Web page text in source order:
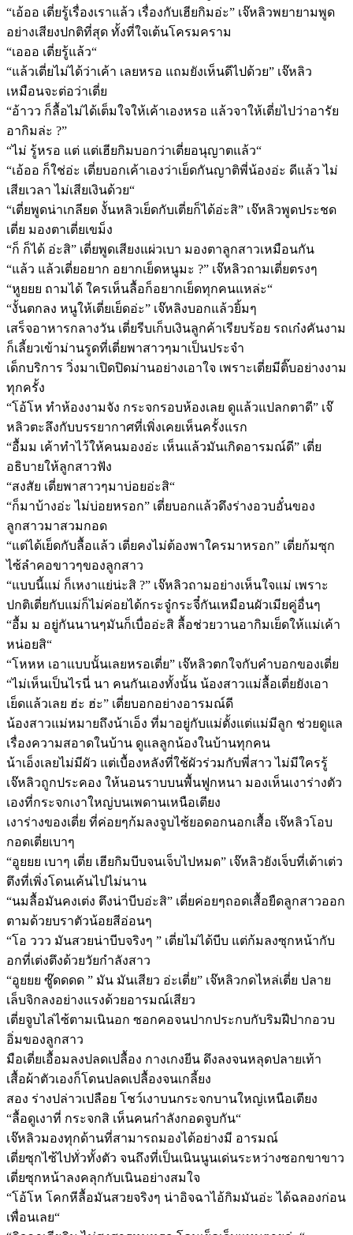
“เอ้ออ เตี่ยรู้เรื่องเราแล้ว เรื่องกับเฮียกิมอ่ะ” เจ๊หลิวพยายามพูด
อย่างเสียงปกติที่สุด ทั้งที่ใจเต้นโครมคราม
“เอออ เตี่ยรู้แล้ว“
“แล้วเตี่ยไม่ได้ว่าเค้า เลยหรอ แถมยังเห็นดีไปด้วย” เจ๊หลิว
เหมือนจะต่อว่าเตี่ย
“อ้าวว ก็ลื้อไม่ได้เต็มใจให้เค้าเองหรอ แล้วจาให้เตี่ยไปว่าอารัย
อากิมล่ะ ?”
“ไม่ รู้หรอ แต่ แต่เฮียกิมบอกว่าเตี่ยอนุญาตแล้ว“
“เอ้ออ ก็ใช่อ่ะ เตี่ยบอกเค้าเองว่าเย็ดกันญาติพี่น้องอ่ะ ดีแล้ว ไม่
เสียเวลา ไม่เสียเงินด้วย“
“เตี่ยพูดน่าเกลียด งั้นหลิวเย็ดกับเตี่ยก็ได้อ่ะสิ” เจ๊หลิวพูดประชด
เตี่ย มองตาเตี่ยเขม็ง
“ก็ ก็ได้ อ่ะสิ” เตี่ยพูดเสียงแผ่วเบา มองตาลูกสาวเหมือนกัน
“แล้ว แล้วเตี่ยอยาก อยากเย็ดหนูมะ ?” เจ๊หลิวถามเตี่ยตรงๆ
“หูยยย ถามได้ ใครเห็นลื้อก็อยากเย็ดทุกคนแหล่ะ“
“งั้นตกลง หนูให้เตี่ยเย็ดอ่ะ” เจ๊หลิงบอกแล้วยิ้มๆ
เสร็จอาหารกลางวัน เตี่ยรีบเก็บเงินลูกค้าเรียบร้อย รถเก๋งคันงาม
ก็เลี้ยวเข้าม่านรูดที่เตี่ยพาสาวๆมาเป็นประจำ
เด็กบริการ วิ่งมาเปิดปิดม่านอย่างเอาใจ เพราะเตี่ยมีติ๊บอย่างงาม
ทุกครั้ง
“โอ้โห ทำห้องงามจัง กระจกรอบห้องเลย ดูแล้วแปลกตาดี” เจ๊
หลิวตะลึงกับบรรยากาศที่เพิ่งเคยเห็นครั้งแรก
“อื้มม เค้าทำไว้ให้คนมองอ่ะ เห็นแล้วมันเกิดอารมณ์ดี” เตี่ย
อธิบายให้ลูกสาวฟัง
“สงสัย เตี่ยพาสาวๆมาบ่อยอ่ะสิ“
“ก็มาบ้างอ่ะ ไม่บ่อยหรอก” เตี่ยบอกแล้วดึงร่างอวบอั๋นของ
ลูกสาวมาสวมกอด
“แต่ได้เย็ดกับลื้อแล้ว เตี่ยคงไม่ต้องพาใครมาหรอก” เตี่ยก้มซุก
ไซ้ลำคอขาวๆของลูกสาว
“แบบนี้แม่ ก็เหงาแย่น่ะสิ ?” เจ๊หลิวถามอย่างเห็นใจแม่ เพราะ
ปกติเตี่ยกับแม่ก็ไม่ค่อยได้กระจู๋กระจี๋กันเหมือนผัวเมียคู่อื่นๆ
“อื้ม ม อยู่กันนานๆมันก็เบื่ออ่ะสิ ลื้อช่วยวานอากิมเย็ดให้แม่เค้า
หน่อยสิ“
“โหหห เอาแบบนั้นเลยหรอเตี่ย” เจ๊หลิวตกใจกับคำบอกของเตี่ย
“ไม่เห็นเป็นไรนี่ นา คนกันเองทั้งนั้น น้องสาวแม่ลื้อเตี่ยยังเอา
เย็ดแล้วเลย ฮ่ะ ฮ่ะ” เตี่ยบอกอย่างอารมณ์ดี
น้องสาวแม่หมายถึงน้าเอ็ง ที่มาอยู่กับแม่ตั้งแต่แม่มีลูก ช่วยดูแล
เรื่องความสอาดในบ้าน ดูแลลูกน้องในบ้านทุกคน
น้าเอ็งเลยไม่มีผัว แต่เบื้องหลังที่ใช้ผัวร่วมกับพี่สาว ไม่มีใครรู้
เจ๊หลิวถูกประคอง ให้นอนราบบนพื้นฟูกหนา มองเห็นเงาร่างตัว
เองที่กระจกเงาใหญ่บนเพดานเหนือเตียง
เงาร่างของเตี่ย ที่ค่อยๆก้มลงจูบไซ้ยอดอกนอกเสื้อ เจ๊หลิวโอบ
กอดเตี่ยเบาๆ
“อูยยย เบาๆ เตี่ย เฮียกิมบีบจนเจ็บไปหมด” เจ๊หลิวยังเจ็บที่เต้าเต่ว
ตึงที่เพิ่งโดนเค้นไปไม่นาน
“นมลื้อมันคงเต่ง ตึงน่าบีบอ่ะสิ” เตี่ยค่อยๆถอดเสื้อยืดลูกสาวออก
ตามด้วยบราตัวน้อยสีอ่อนๆ
“โอ ววว มันสวยน่าบีบจริงๆ ” เตี่ยไม่ได้บีบ แต่ก้มลงซุกหน้ากับ
อกที่เต่งตึงด้วยวัยกำลังสาว
“อูยยย ซู๊ดดดด ” มัน มันเสียว อ่ะเตี่ย” เจ๊หลิวกดไหล่เตี่ย ปลาย
เล็บจิกลงอย่างแรงด้วยอารมณ์เสียว
เตี่ยจูบไล่ไซ้ตามเนินอก ซอกคอจนปากประกบกับริมฝีปากอวบ
อิ่มของลูกสาว
มือเตี่ยเอื้อมลงปลดเปลื้อง กางเกงยีน ดึงลงจนหลุดปลายเท้า
เสื้อผ้าตัวเองก็โดนปลดเปลื้องจนเกลี้ยง
สอง ร่างปล่าวเปลือย โชว์เงาบนกระจกบานใหญ่เหนือเตียง
“ลื้อดูเงาที่ กระจกสิ เห็นคนกำลังกอดจูบกัน“
เจ๊หลิวมองทุกด้านที่สามารถมองได้อย่างมี อารมณ์
เตี่ยซุกไซ้ไปทั่วทั้งตัว จนถึงที่เป็นเนินนูนเด่นระหว่างซอกขาขาว
เตี่ยซุกหน้าลงคลุกกับเนินอย่างสมใจ
“โอ้โห โคกหีลื้อมันสวยจริงๆ น่าอิจฉาไอ้กิมมันอ่ะ ได้ฉลองก่อน
เพื่อนเลย“